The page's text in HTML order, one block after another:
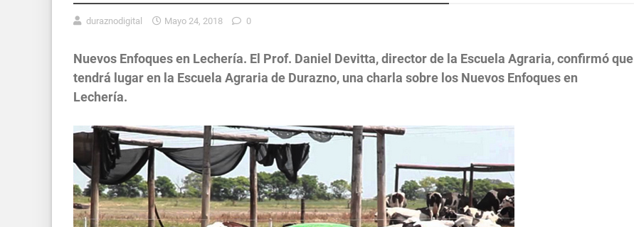
duraznodigital Mayo 24, 2018 0
Nuevos Enfoques en Lechería. El Prof. Daniel Devitta, director de la Escuela Agraria, confirmó que
tendrá lugar en la Escuela Agraria de Durazno, una charla sobre los Nuevos Enfoques en
Lechería.